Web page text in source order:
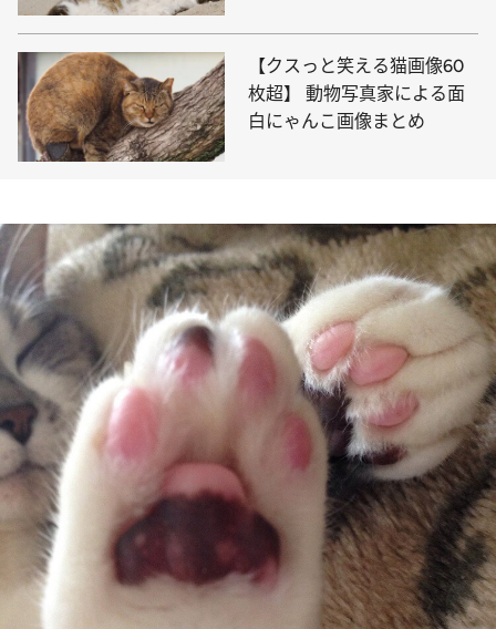
【クスっと笑える猫画像60
枚超】 動物写真家による面
白にゃんこ画像まとめ